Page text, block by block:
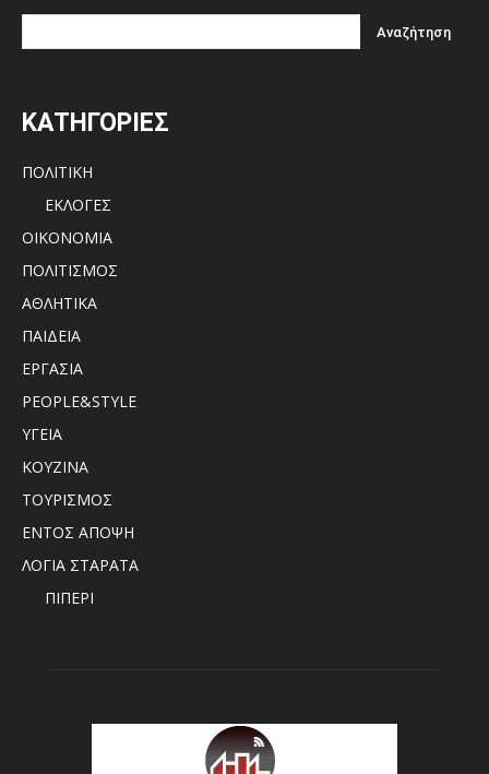
ΚΑΤΗΓΟΡΙΕΣ
ΠΟΛΙΤΙΚΗ
ΕΚΛΟΓΕΣ
ΟΙΚΟΝΟΜΙΑ
ΠΟΛΙΤΙΣΜΟΣ
ΑΘΛΗΤΙΚΑ
ΠΑΙΔΕΙΑ
ΕΡΓΑΣΙΑ
PEOPLE&STYLE
ΥΓΕΙΑ
ΚΟΥΖΙΝΑ
ΤΟΥΡΙΣΜΟΣ
ΕΝΤΟΣ ΑΠΟΨΗ
ΛΟΓΙΑ ΣΤΑΡΑΤΑ
ΠΙΠΕΡΙ